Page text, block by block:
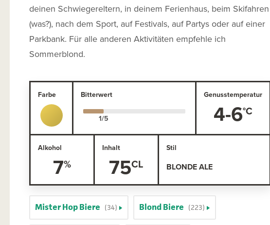
deinen Schwiegereltern, in deinem Ferienhaus, beim Skifahren
(was?), nach dem Sport, auf Festivals, auf Partys oder auf einer
Parkbank. Für alle anderen Aktivitäten empfehle ich
Sommerblond.
Farbe Bitterwert Genusstemperatur
4-6
Alkohol
7
Inhalt
75
Stil
BLONDE ALE
Mister Hop Biere (34) Blond Biere (223)